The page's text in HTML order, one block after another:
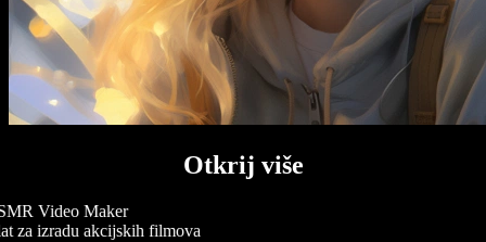
Otkrij više
Video Maker
za izradu akcijskih filmova